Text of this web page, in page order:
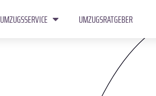
UMZUGSSERVICE UMZUGSRATGEBER